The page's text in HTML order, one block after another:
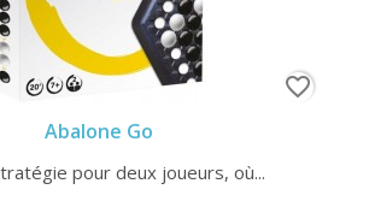
Abalone Go
pour deux joueurs, où...
favorite_border